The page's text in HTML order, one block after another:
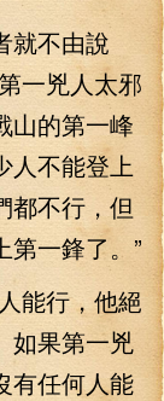
不由說
一兇人太邪
山的第一峰
人不能登上
都不行，但
第一鋒了。”
能行，他絕
如果第一兇
有任何人能